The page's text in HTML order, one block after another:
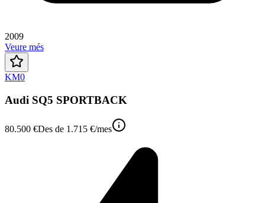
2009
Veure més
KM0
Audi SQ5 SPORTBACK
80.500 €Des de 1.715 €/mes